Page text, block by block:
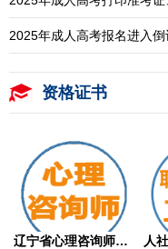
资格证书
辽宁省心理咨询师职业技能等级评价证书（从...